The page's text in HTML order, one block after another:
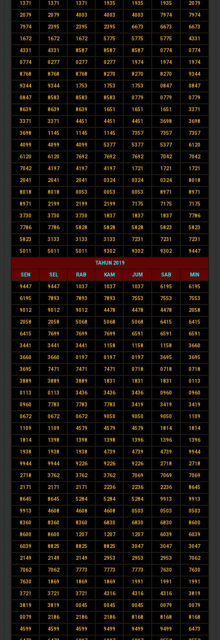
1371 1371 1371 1935 1935 1935 2079
2079 2079 4003 4003 4003 7974 7974
7974 2395 2395 2395 6673 6673 6673
1672 1672 1672 5775 5775 5775 4331
4331 4331 8587 8587 8587 0774 0774
0774 0277 0277 0277 1974 1974 1974
8768 8768 8768 8270 8270 8270 9344
9344 9344 1753 1753 1753 0847 0847
0847 8583 8583 8583 0779 0779 0779
8639 8639 8639 1651 1651 1651 3371
3371 3371 4451 4451 4451 3698 3698
3698 1145 1145 1145 7357 7357 7357
4099 4099 4099 5377 5377 5377 6120
6120 6120 7692 7692 7692 7042 7042
7042 4197 4197 4197 1721 1721 1721
2041 2041 2041 0324 0324 0324 8018
8018 8018 0053 0053 0053 8971 8971
8971 2199 2199 2199 7175 7175 7175
3730 3730 3730 1837 1837 1837 7786
7786 7786 5828 5828 5828 5823 5823
5823 3133 3133 3133 7231 7231 7231
5011 5011 5011 9302 9302 9302 9447
TAHUN 2019
SEN SEL RAB KAM JUM SAB MIN
9447 9447 1037 1037 1037 6195 6195
6195 7893 7893 7893 7553 7553 7553
9012 9012 9012 4478 4478 4478 2058
2058 2058 5068 5068 5068 6415 6415
6415 7699 7699 7699 6591 6591 6591
3441 3441 3441 1158 1158 1158 3660
3660 3660 0197 0197 0197 3695 3695
3695 7471 7471 7471 0718 0718 0718
3889 3889 3889 1831 1831 1831 0113
0113 0113 3436 3436 3436 0960 0960
0960 7783 7783 7783 3419 3419 3419
0672 0672 0672 9050 9050 9050 1109
1109 1109 4579 4579 4579 1814 1814
1814 1398 1398 1398 1396 1396 1396
1938 1938 1938 4739 4739 4739 9944
9944 9944 9226 9226 9226 2718 2718
2718 3762 3762 3762 7069 7069 7069
2171 2171 2171 2236 2236 2236 8645
8645 8645 5284 5284 5284 9913 9913
9913 4608 4608 4608 0503 0503 0503
8360 8360 8360 6830 6830 6830 8600
8600 8600 1207 1207 1207 6039 6039
6039 8825 8825 8825 3047 3047 3047
2149 2149 2149 2953 2953 2953 7062
7062 7062 7773 7773 7773 7630 7630
7630 1869 1869 1869 1991 1991 1991
3721 3721 3721 4316 4316 4316 3819
3819 3819 0045 0045 0045 0079 0079
0079 2186 2186 2186 8168 8168 8168
4599 4599 4599 9499 9499 9499 6473